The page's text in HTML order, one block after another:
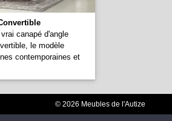
vrai canapé d'angle
le modèle
contemporaines et
© 2026 Meubles de l'Autize